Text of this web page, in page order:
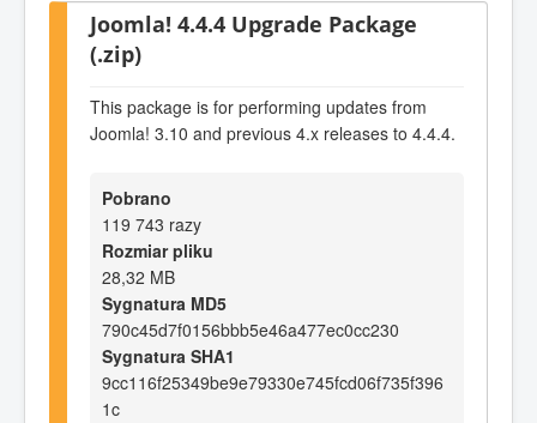
Joomla! 4.4.4 Upgrade Package
(.zip)
This package is for performing updates from
Joomla! 3.10 and previous 4.x releases to 4.4.4.
Pobrano
119 743 razy
Rozmiar pliku
28,32 MB
Sygnatura MD5
790c45d7f0156bbb5e46a477ec0cc230
Sygnatura SHA1
9cc116f25349be9e79330e745fcd06f735f396
1c